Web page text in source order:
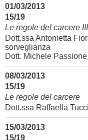
01/03/2013
15/19
Le regole del carcere III
Dott.ssa Antonietta
sorveglianza
Dott. Michele
08/03/2013
15/19
Le regole del carcere
Dott.ssa Raffaella
15/03/2013
15/19